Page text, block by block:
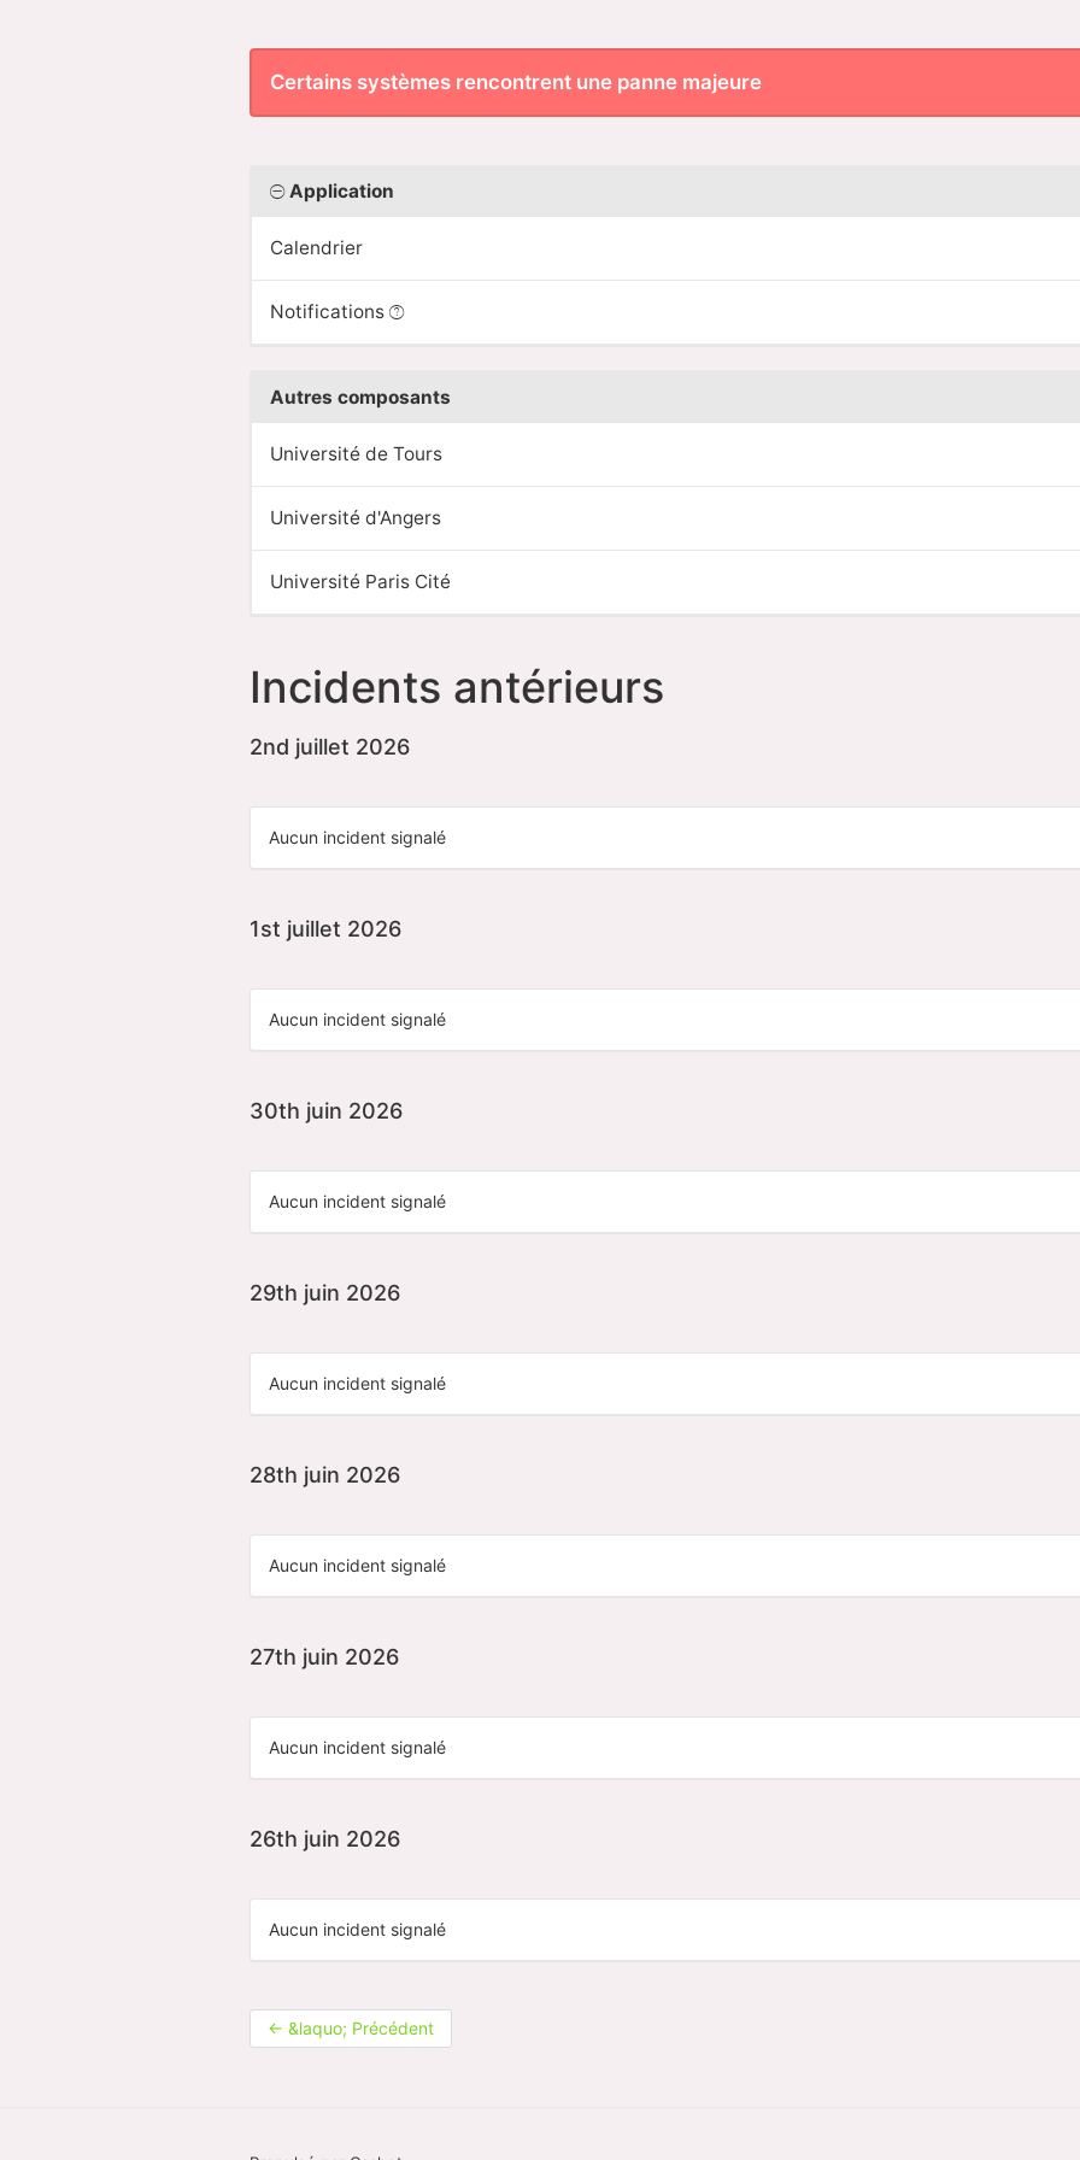
Certains systèmes rencontrent une panne majeure
Application
Calendrier
Notifications
Autres composants
Université de Tours
Université d'Angers
Université Paris Cité
Incidents antérieurs
2nd juillet 2026
Aucun incident signalé
1st juillet 2026
Aucun incident signalé
30th juin 2026
Aucun incident signalé
29th juin 2026
Aucun incident signalé
28th juin 2026
Aucun incident signalé
27th juin 2026
Aucun incident signalé
26th juin 2026
Aucun incident signalé
← &laquo; Précédent